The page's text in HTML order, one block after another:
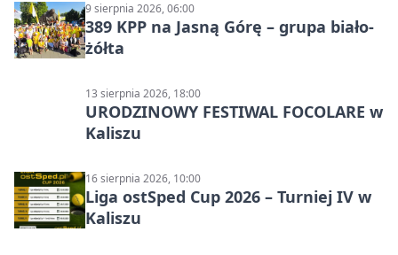
9 sierpnia 2026, 06:00
389 KPP na Jasną Górę – grupa biało-
żółta
13 sierpnia 2026, 18:00
URODZINOWY FESTIWAL FOCOLARE w
Kaliszu
16 sierpnia 2026, 10:00
Liga ostSped Cup 2026 – Turniej IV w
Kaliszu